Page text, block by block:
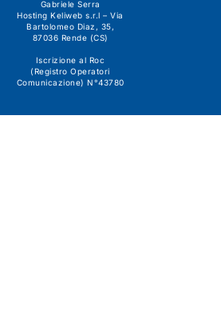
Gabriele Serra
Hosting Keliweb s.r.l – Via
Bartolomeo Diaz, 35,
87036 Rende (CS)
Iscrizione al Roc
(Registro Operatori
Comunicazione) N°43780